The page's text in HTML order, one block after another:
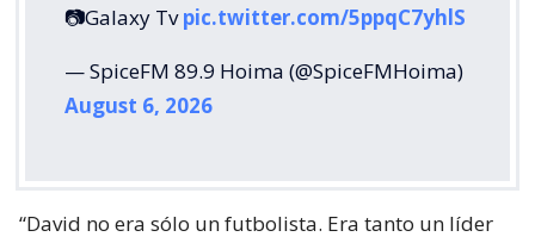
📷Galaxy Tvpic.twitter.com/5ppqC7yhlS
— SpiceFM 89.9 Hoima (@SpiceFMHoima)
August 6, 2026
“David no era sólo un futbolista. Era tanto un líder